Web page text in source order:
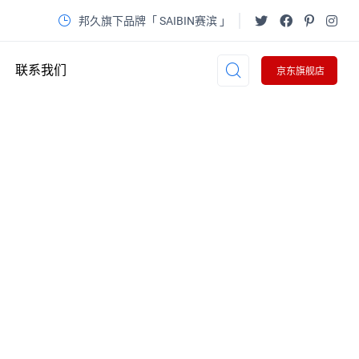
邦久旗下品牌「 SAIBIN赛滨 」
联系我们 京东旗舰店